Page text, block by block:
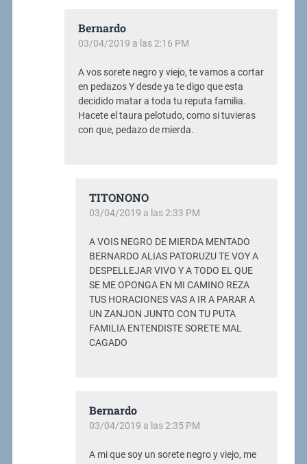
Bernardo
03/04/2019 a las 2:16 PM
A vos sorete negro y viejo, te vamos a cortar
en pedazos Y desde ya te digo que esta
decidido matar a toda tu reputa familia.
Hacete el taura pelotudo, como si tuvieras
con que, pedazo de mierda.
TITONONO
03/04/2019 a las 2:33 PM
A VOIS NEGRO DE MIERDA MENTADO
BERNARDO ALIAS PATORUZU TE VOY A
DESPELLEJAR VIVO Y A TODO EL QUE
SE ME OPONGA EN MI CAMINO REZA
TUS HORACIONES VAS A IR A PARAR A
UN ZANJON JUNTO CON TU PUTA
FAMILIA ENTENDISTE SORETE MAL
CAGADO
Bernardo
03/04/2019 a las 2:35 PM
A mi que soy un sorete negro y viejo, me